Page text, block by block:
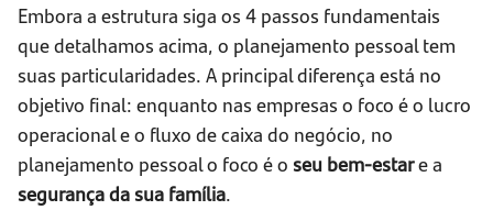
Embora a estrutura siga os 4 passos fundamentais
que detalhamos acima, o planejamento pessoal tem
suas particularidades. A principal diferença está no
objetivo final: enquanto nas empresas o foco é o lucro
operacional e o fluxo de caixa do negócio, no
planejamento pessoal o foco é o seu bem-estare a
segurança da sua família.